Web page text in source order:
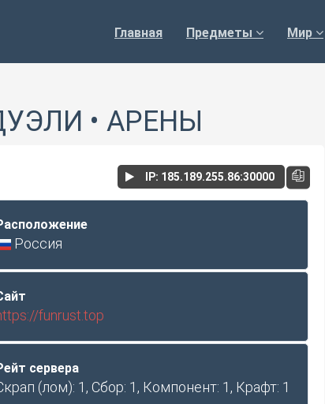
Главная Предметы Мир
• АРЕНЫ
IP: 185.189.255.86:30000
Россия
funrust.top
сервера
(лом): 1, Сбор: 1, Компонент: 1, Крафт: 1